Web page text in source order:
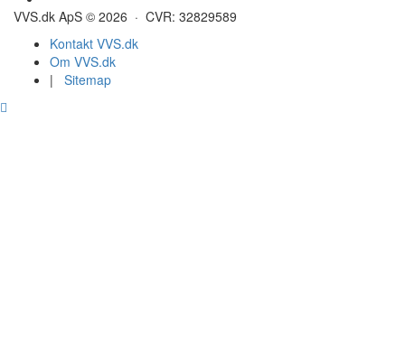
VVS.dk ApS © 2026 · CVR: 32829589
Kontakt VVS.dk
Om VVS.dk
| Sitemap